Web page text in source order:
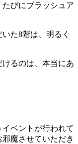
びにブラッシュア
た8階は、明るく
るのは、本当にあ
ベントが行われて
魔させていただき